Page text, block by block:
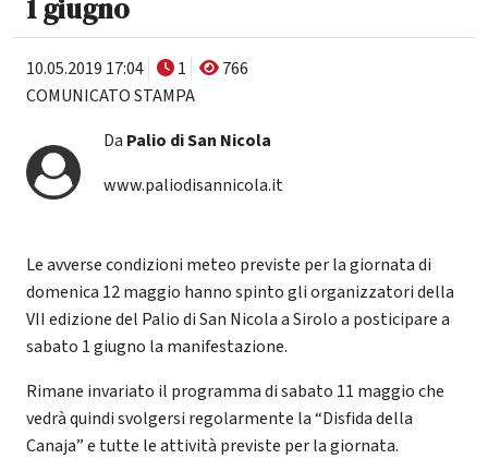
1 giugno
10.05.2019 17:04 1
766
COMUNICATO STAMPA
Da Palio di San Nicola
www.paliodisannicola.it
Le avverse condizioni meteo previste per la giornata di
domenica 12 maggio hanno spinto gli organizzatori della
VII edizione del Palio di San Nicola a Sirolo a posticipare a
sabato 1 giugno la manifestazione.
Rimane invariato il programma di sabato 11 maggio che
vedrà quindi svolgersi regolarmente la “Disfida della
Canaja” e tutte le attività previste per la giornata.